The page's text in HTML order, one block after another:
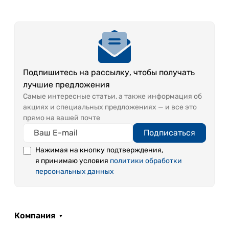
Подпишитесь на рассылку, чтобы получать
лучшие предложения
Самые интересные статьи, а также информация об
акциях и специальных предложениях — и все это
прямо на вашей почте
Подписаться
Нажимая на кнопку подтверждения,
я принимаю условия политики обработки
персональных данных
Компания